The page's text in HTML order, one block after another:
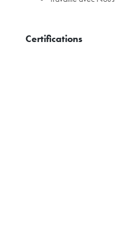
Certifications